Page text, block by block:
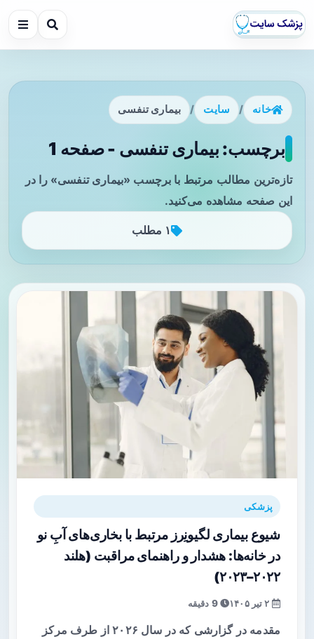
خانه / سایت / بیماری تنفسی
برچسب: بیماری تنفسی - صفحه 1
تازه‌ترین مطالب مرتبط با برچسب «بیماری تنفسی» را در
این صفحه مشاهده می‌کنید.
۱ مطلب
پزشکی
شیوع بیماری لگیونِرز مرتبط با بخاری‌های آبِ نو
در خانه‌ها: هشدار و راهنمای مراقبت (هلند
۲۰۲۲–۲۰۲۳)
9 دقیقه
مقدمه در گزارشی که در سال ۲۰۲۶ از طرف مرکز